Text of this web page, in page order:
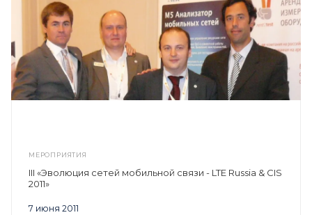
МЕРОПРИЯТИЯ
7 июня 2011
III «Эволюция сетей мобильной связи - LTE Russia & CIS
2011»